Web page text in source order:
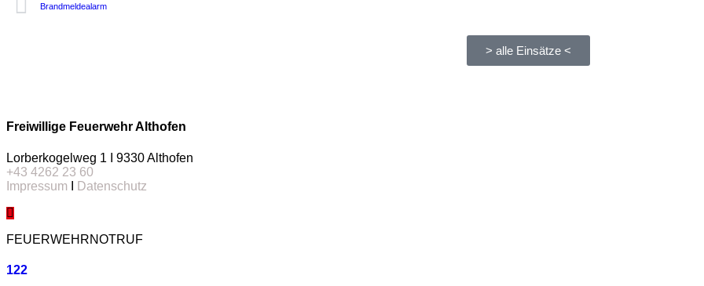
Brandmeldealarm
> alle Einsätze <
Freiwillige Feuerwehr Althofen
Lorberkogelweg 1 I 9330 Althofen
+43 4262 23 60
Impressum
Datenschutz
FEUERWEHRNOTRUF
122